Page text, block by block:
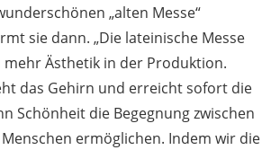
„alten Messe“
sie dann. „Die lateinische Messe
Ästhetik in der Produktion.
das Gehirn und erreicht sofort die
Schönheit die Begegnung zwischen
ermöglichen. Indem wir die